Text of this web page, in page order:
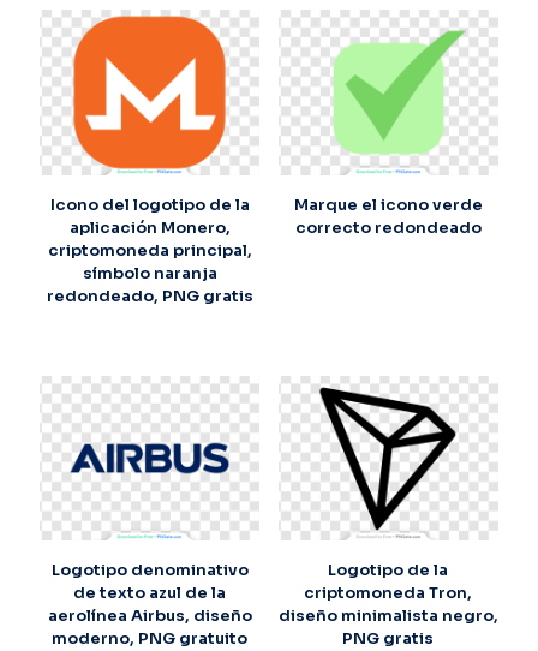
Icono del logotipo de la
aplicación Monero,
criptomoneda principal,
símbolo naranja
redondeado, PNG gratis
Marque el icono verde
correcto redondeado
Logotipo denominativo
de texto azul de la
aerolínea Airbus, diseño
moderno, PNG gratuito
Logotipo de la
criptomoneda Tron,
diseño minimalista negro,
PNG gratis